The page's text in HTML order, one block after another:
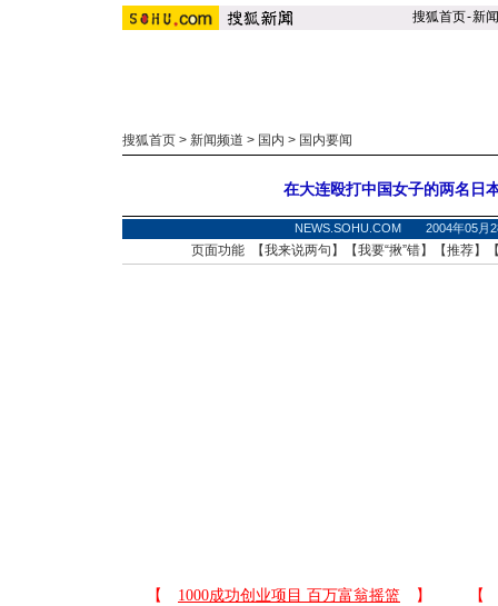
搜狐首页-新闻
搜狐首页 > 新闻频道 > 国内 > 国内要闻
在大连殴打中国女子的两名日
NEWS.SOHU.COM 2004年05
页面功能 【我来说两句 】【我要“揪”错】【推荐】